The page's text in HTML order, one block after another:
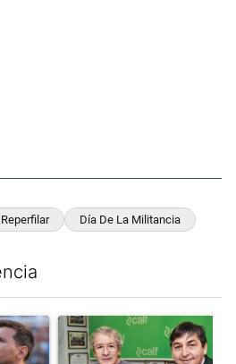
Reperfilar Día De La Militancia
con el título "Milei despidió a Jorge
Un artículo de tendencia con